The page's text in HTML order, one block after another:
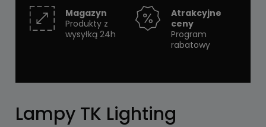
Magazyn
Produkty z
wysyłką 24h
Atrakcyjne
ceny
Program
rabatowy
Lampy TK Lighting